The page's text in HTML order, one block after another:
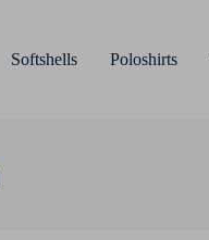
Softshells Poloshirts